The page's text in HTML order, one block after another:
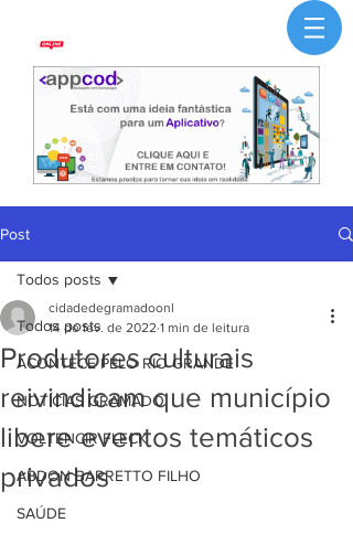
Post
Todos posts
ACONTECE PELO RIO GRANDE
NOTÍCIAS GRAMADO
VOLTENCIR FLECK
ABDON BARRETTO FILHO
SAÚDE
Todos posts
Produtores culturais
reivindicam que município
libere eventos temáticos
privados
cidadedegramadoonl
14 de fev. de 2022 1 min de leitura